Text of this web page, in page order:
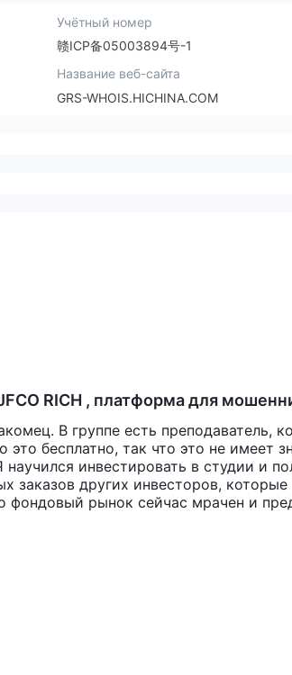
Учётный номер
赣ICP备05003894号-1
Название веб-сайта
GRS-WHOIS.HICHINA.COM
RICH , платформа для
привело к огромным убыткам.
В группе есть преподаватель,
бесплатно, так что это не имеет
инвестировать в студии и
заказов других инвесторов,
фондовый рынок сейчас мрачен и
получить больше прибыли и
людей делились своими
за один день, все они
как сказал учитель. Сначала я
вечером большие деньги, и
дал отрицательные рекомендации.
40 000 21 февраля и 50 000 26
Он сказал мне, что на этот раз у него
потом меня успокоить.